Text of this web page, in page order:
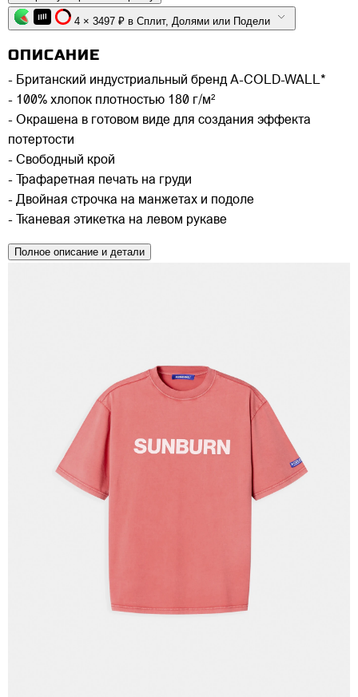
4 × 3497 ₽ в Сплит, Долями или Подели
ОПИСАНИЕ
- Британский индустриальный бренд A-COLD-WALL*
- 100% хлопок плотностью 180 г/м²
- Окрашена в готовом виде для создания эффекта
потертости
- Свободный крой
- Трафаретная печать на груди
- Двойная строчка на манжетах и подоле
- Тканевая этикетка на левом рукаве
Полное описание и детали